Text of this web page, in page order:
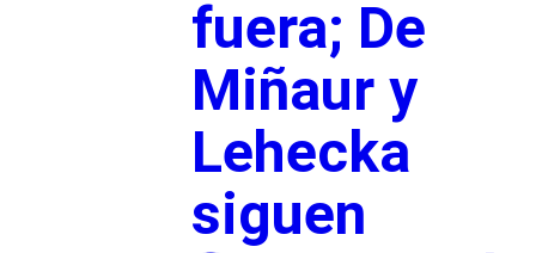
fuera; De
Miñaur y
Lehecka
siguen